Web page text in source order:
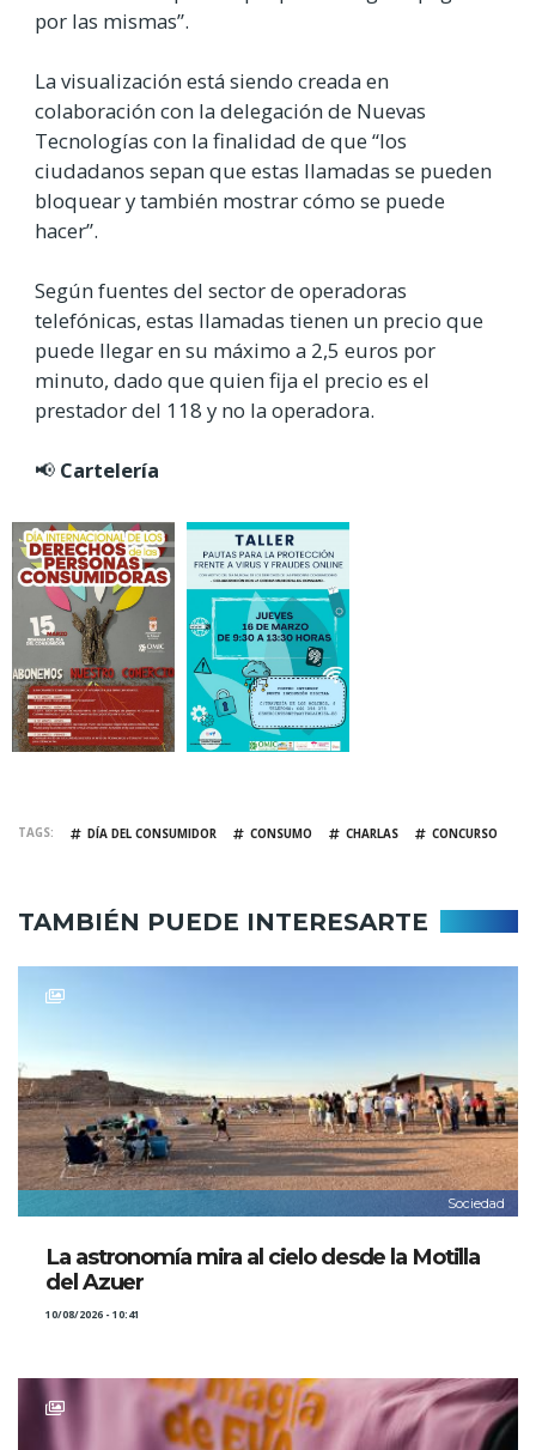
por las mismas”.
La visualización está siendo creada en
colaboración con la delegación de Nuevas
Tecnologías con la finalidad de que “los
ciudadanos sepan que estas llamadas se pueden
bloquear y también mostrar cómo se puede
hacer”.
Según fuentes del sector de operadoras
telefónicas, estas llamadas tienen un precio que
puede llegar en su máximo a 2,5 euros por
minuto, dado que quien fija el precio es el
prestador del 118 y no la operadora.
📢 Cartelería
TAGS DÍA DEL CONSUMIDOR CONSUMO CHARLAS CONCURSO
TAMBIÉN PUEDE INTERESARTE
Sociedad
La astronomía mira al cielo desde la Motilla
del Azuer
10/08/2026 - 10:41